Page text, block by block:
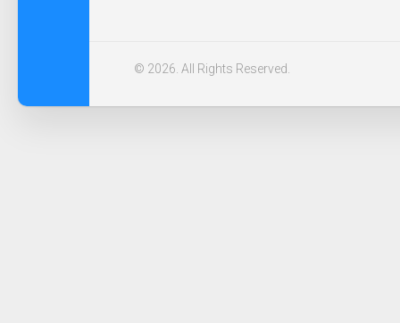
© 2026. All Rights Reserved.